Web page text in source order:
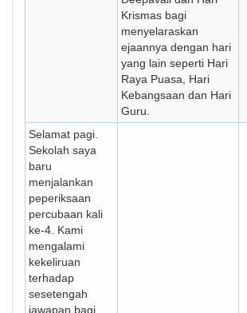
Krismas bagi
menyelaraskan
ejaannya dengan hari
yang lain seperti Hari
Raya Puasa, Hari
Kebangsaan dan Hari
Guru.
Selamat pagi.
Sekolah saya
baru
menjalankan
peperiksaan
percubaan kali
ke-4. Kami
mengalami
kekeliruan
terhadap
sesetengah
jawapan bagi